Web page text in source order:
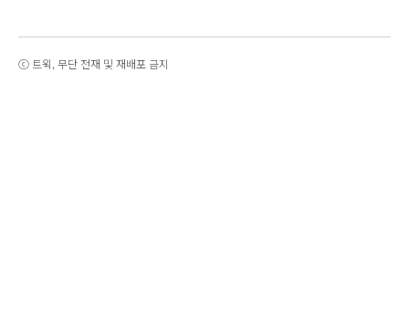
ⓒ 트윅, 무단 전재 및 재배포 금지